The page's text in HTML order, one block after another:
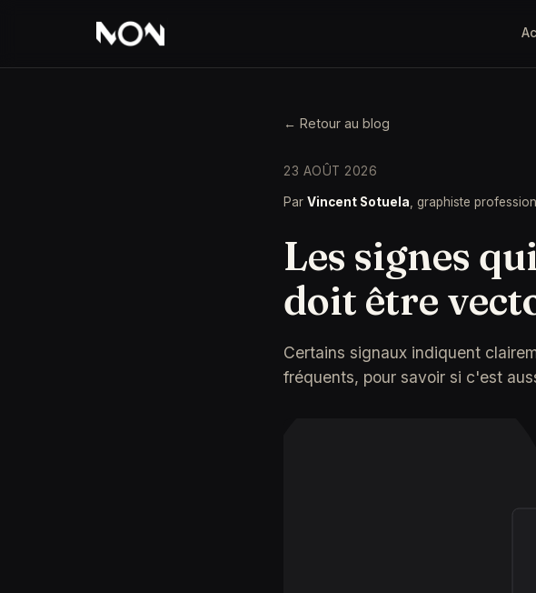
← Retour au blog
23 AOÛT 2026
Par Vincent Sotuela , graphiste
Les signes
doit être
Certains signaux indiquent
fréquents, pour savoir si c'est